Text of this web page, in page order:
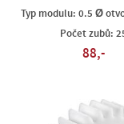
Typ modulu: 0.5 Ø
Počet zubů:
88,-